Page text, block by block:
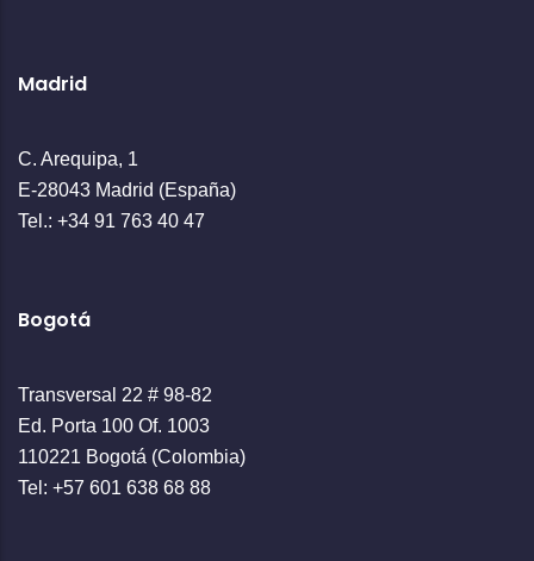
Madrid
C. Arequipa, 1
E-28043 Madrid (España)
Tel.: +34 91 763 40 47
Bogotá
Transversal 22 # 98-82
Ed. Porta 100 Of. 1003
110221 Bogotá (Colombia)
Tel: +57 601 638 68 88